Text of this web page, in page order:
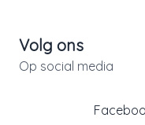
Volg ons
Op social media